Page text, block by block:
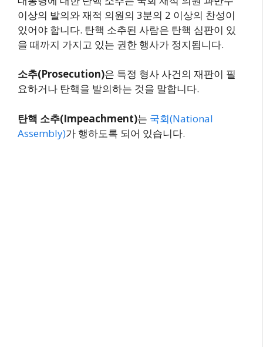
이상의 발의와 재적 의원의 3분의 2 이상의 찬성이
있어야 합니다. 탄핵 소추된 사람은 탄핵 심판이 있
을 때까지 가지고 있는 권한 행사가 정지됩니다.
소추(Prosecution)은 특정 형사 사건의 재판이 필
요하거나 탄핵을 발의하는 것을 말합니다.
탄핵 소추(Impeachment)는 국회(National
Assembly)가 행하도록 되어 있습니다.